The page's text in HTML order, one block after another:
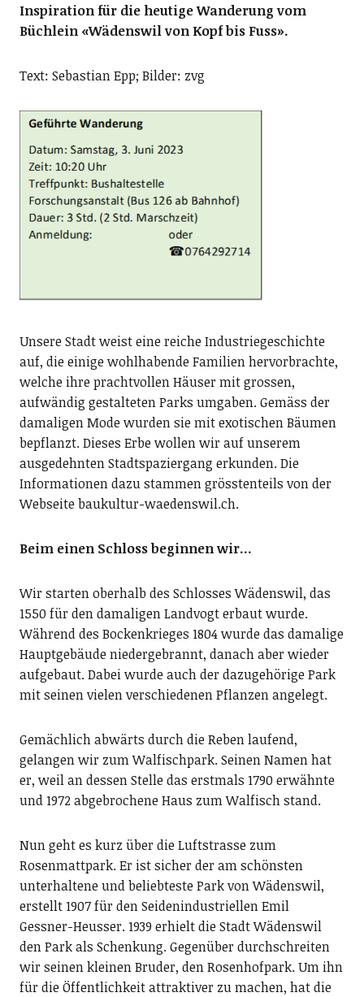
Inspiration für die heutige Wanderung vom
Büchlein «Wädenswil von Kopf bis Fuss».
Text: Sebastian Epp; Bilder: zvg
Unsere Stadt weist eine reiche Industriegeschichte
auf, die einige wohlhabende Familien hervorbrachte,
welche ihre prachtvollen Häuser mit grossen,
aufwändig gestalteten Parks umgaben. Gemäss der
damaligen Mode wurden sie mit exotischen Bäumen
bepflanzt. Dieses Erbe wollen wir auf unserem
ausgedehnten Stadtspaziergang erkunden. Die
Informationen dazu stammen grösstenteils von der
Webseite baukultur-waedenswil.ch.
Beim einen Schloss beginnen wir…
Wir starten oberhalb des Schlosses Wädenswil, das
1550 für den damaligen Landvogt erbaut wurde.
Während des Bockenkrieges 1804 wurde das damalige
Hauptgebäude niedergebrannt, danach aber wieder
aufgebaut. Dabei wurde auch der dazugehörige Park
mit seinen vielen verschiedenen Pflanzen angelegt.
Gemächlich abwärts durch die Reben laufend,
gelangen wir zum Walfischpark. Seinen Namen hat
er, weil an dessen Stelle das erstmals 1790 erwähnte
und 1972 abgebrochene Haus zum Walfisch stand.
Nun geht es kurz über die Luftstrasse zum
Rosenmattpark. Er ist sicher der am schönsten
unterhaltene und beliebteste Park von Wädenswil,
erstellt 1907 für den Seidenindustriellen Emil
Gessner-Heusser. 1939 erhielt die Stadt Wädenswil
den Park als Schenkung. Gegenüber durchschreiten
wir seinen kleinen Bruder, den Rosenhofpark. Um ihn
für die Öffentlichkeit attraktiver zu machen, hat die